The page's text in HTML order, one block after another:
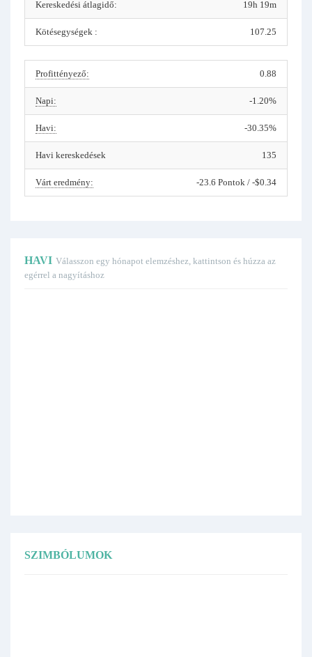
Kereskedési átlagidő: 19h 19m
Kötésegységek : 107.25
Profittényező: 0.88
Napi: -1.20%
Havi: -30.35%
Havi kereskedések 135
Várt eredmény: -23.6 Pontok / -$0.34
HAVI Válasszon egy hónapot elemzéshez, kattintson és húzza az
egérrel a nagyításhoz
SZIMBÓLUMOK